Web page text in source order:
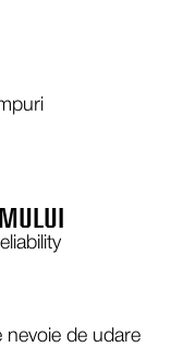
nevoie de udare